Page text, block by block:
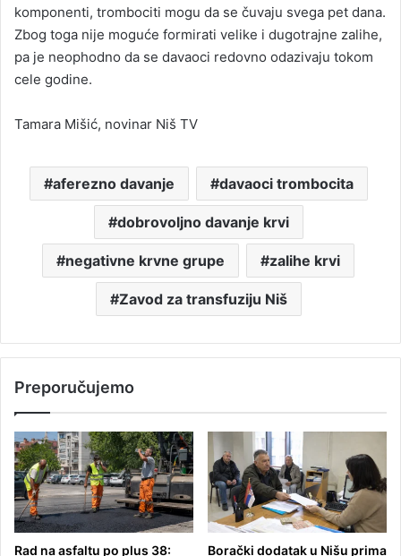
komponenti, trombociti mogu da se čuvaju svega pet dana.
Zbog toga nije moguće formirati velike i dugotrajne zalihe,
pa je neophodno da se davaoci redovno odazivaju tokom
cele godine.
Tamara Mišić, novinar Niš TV
aferezno davanje davaoci trombocita
dobrovoljno davanje krvi
negativne krvne grupe zalihe krvi
Zavod za transfuziju Niš
Preporučujemo
Rad na asfaltu po plus 38: Borački dodatak u Nišu prima